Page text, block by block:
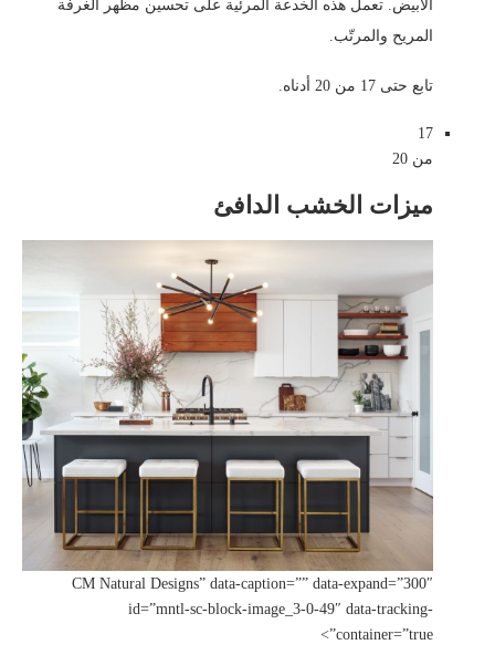
الأبيض. تعمل هذه الخدعة المرئية على تحسين مظهر الغرفة
المريح والمرتّب.
تابع حتى 17 من 20 أدناه.
17
من 20
ميزات الخشب الدافئ
CM Natural Designs” data-caption=”” data-expand=”300″
id=”mntl-sc-block-image_3-0-49″ data-tracking-
container=”true”>